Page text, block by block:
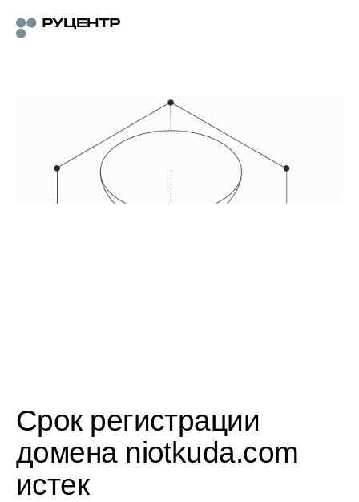
Срок регистрации
домена niotkuda.com
истек